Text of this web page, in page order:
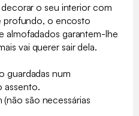
o seu interior com
profundo, o encosto
almofadados garantem-lhe
vai querer sair dela.
guardadas num
assento.
são necessárias